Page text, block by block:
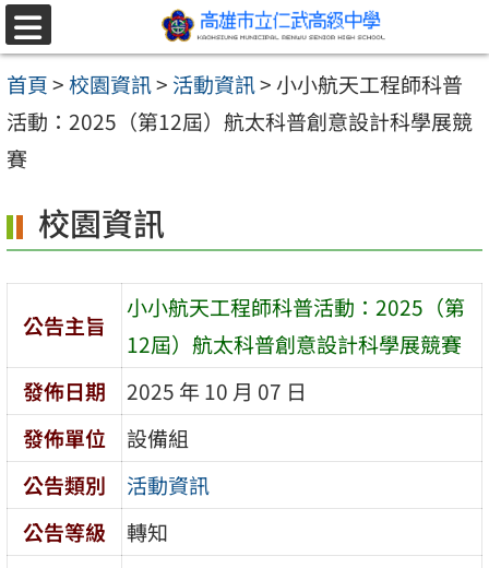
跳至主要內容區
選
單
首頁>校園資訊> 活動資訊>小小航天工程師科普
活動：2025（第12屆）航太科普創意設計科學展競
賽
校園資訊
公告主旨
小小航天工程師科普活動：2025（第
12屆）航太科普創意設計科學展競賽
發佈日期
2025 年 10 月 07 日
發佈單位
設備組
公告類別
活動資訊
公告等級
轉知